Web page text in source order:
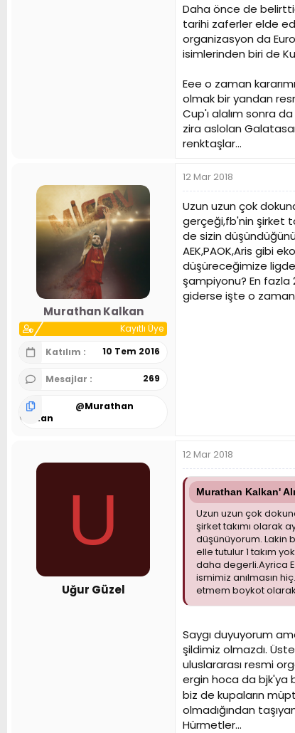
Daha önce de
tarihi zaferler elde edip
organizasyon da
isimlerinden biri de
Eee o zaman
olmak bir yandan
Cup'ı alalım sonra
zira aslolan
renktaşlar...
Murathan Kalkan
Kayıtlı Üye
Katılım
10 Tem 2016
Mesajlar 269
@Murathan
Kalkan
12 Mar 2018
Uzun uzun çok
gerçeği,fb'nin şirket
de sizin
AEK,PAOK,Aris gibi
düşüreceğimize
şampiyonu? En fazla
giderse işte o zaman
U
Uğur Güzel
12 Mar 2018
Murathan Kalkan'
Uzun uzun çok
şirket takımı olarak
düşünüyorum. Lakin
elle tutulur 1 takım
daha degerli.Ayrica
ismimiz anılmasın
etmem boykot
Saygı duyuyorum
şildimiz olmazdı.
uluslararası resmi
ergin hoca da bjk'ya
biz de kupaların
olmadığından
Hürmetler...